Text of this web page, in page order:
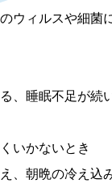
ウィルスや細菌
、睡眠不足が続
いかないとき
、朝晩の冷え込